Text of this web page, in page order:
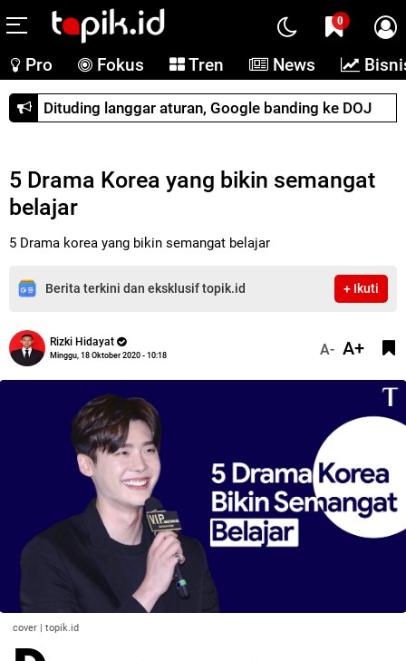
0
Pro Fokus Tren News
Dituding langgar aturan, Google banding ke DOJ
5 Drama Korea yang bikin semangat
belajar
5 Drama korea yang bikin semangat belajar
Berita terkini dan eksklusif topik.id + Ikuti
Rizki Hidayat
Minggu, 18 Oktober 2020 - 10:18 A- A+
cover | topik.id